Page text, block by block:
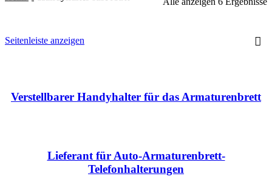
Seitenleiste anzeigen
Verstellbarer Handyhalter für das Armaturenbrett
Lieferant für Auto-Armaturenbrett-
Telefonhalterungen